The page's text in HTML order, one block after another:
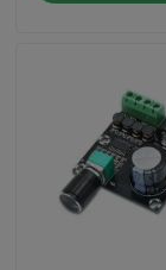
Over Ons
Fabriekstour